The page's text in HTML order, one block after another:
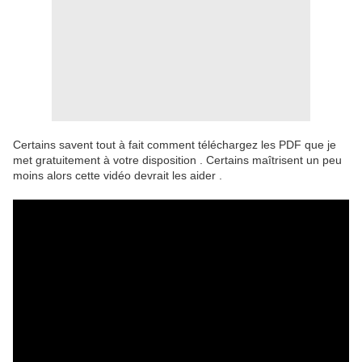
Certains savent tout à fait comment téléchargez les PDF que je
met gratuitement à votre disposition . Certains maîtrisent un peu
moins alors cette vidéo devrait les aider .